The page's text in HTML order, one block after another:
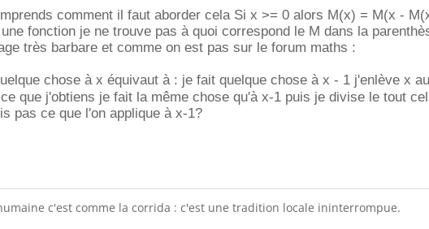
comment il faut aborder cela Si x >= 0 alors M(x) = M(x -
fonction je ne trouve pas à quoi correspond le M dans la
très barbare et comme on est pas sur le forum maths :
chose à x équivaut à : je fait quelque chose à x - 1 j'enlève x
que j'obtiens je fait la même chose qu'à x-1 puis je divise le tout
pas ce que l'on applique à x-1?
c'est comme la corrida : c'est une tradition locale ininterrompue.